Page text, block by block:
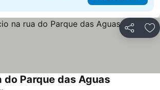
Partilhar
do Parque das Aguas